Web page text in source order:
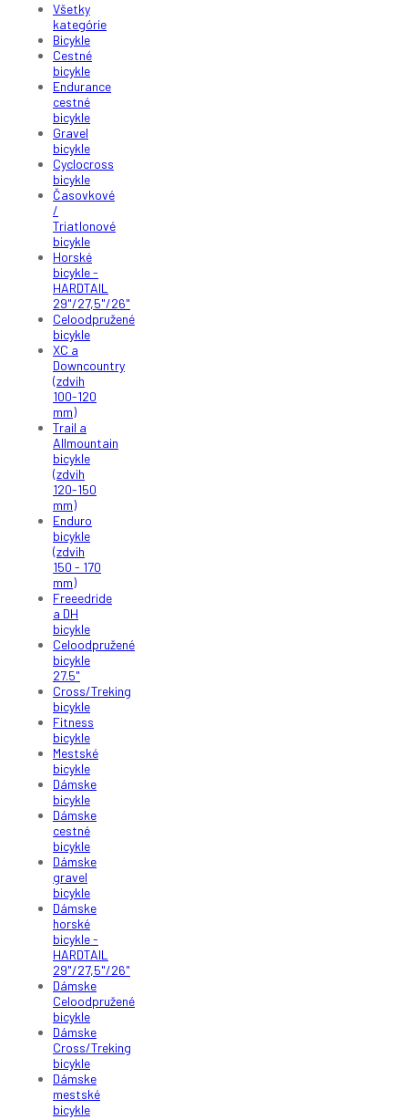
Všetky
kategórie
Bicykle
Cestné
bicykle
Endurance
cestné
bicykle
Gravel
bicykle
Cyclocross
bicykle
Časovkové
/
Triatlonové
bicykle
Horské
bicykle -
HARDTAIL
29"/27,5"/26"
Celoodpružené
bicykle
XC a
Downcountry
(zdvih
100-120
mm)
Trail a
Allmountain
bicykle
(zdvih
120-150
mm)
Enduro
bicykle
(zdvih
150 - 170
mm)
Freeedride
a DH
bicykle
Celoodpružené
bicykle
27.5"
Cross/Treking
bicykle
Fitness
bicykle
Mestské
bicykle
Dámske
bicykle
Dámske
cestné
bicykle
Dámske
gravel
bicykle
Dámske
horské
bicykle -
HARDTAIL
29"/27,5"/26"
Dámske
Celoodpružené
bicykle
Dámske
Cross/Treking
bicykle
Dámske
mestské
bicykle